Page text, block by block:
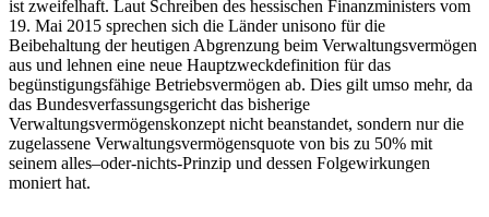
ist zweifelhaft. Laut Schreiben des hessischen Finanzministers vom
19. Mai 2015 sprechen sich die Länder unisono für die
Beibehaltung der heutigen Abgrenzung beim Verwaltungsvermögen
aus und lehnen eine neue Hauptzweckdefinition für das
begünstigungsfähige Betriebsvermögen ab. Dies gilt umso mehr, da
das Bundesverfassungsgericht das bisherige
Verwaltungsvermögenskonzept nicht beanstandet, sondern nur die
zugelassene Verwaltungsvermögensquote von bis zu 50% mit
seinem alles–oder-nichts-Prinzip und dessen Folgewirkungen
moniert hat.